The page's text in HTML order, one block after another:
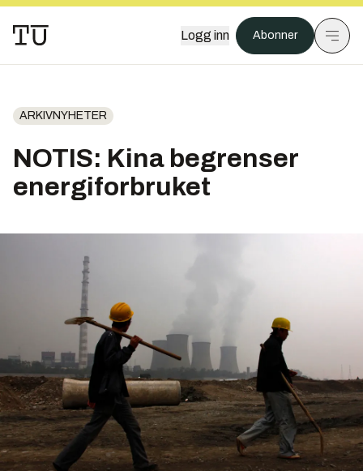
Logg inn Abonner
ARKIVNYHETER
NOTIS: Kina begrenser
energiforbruket